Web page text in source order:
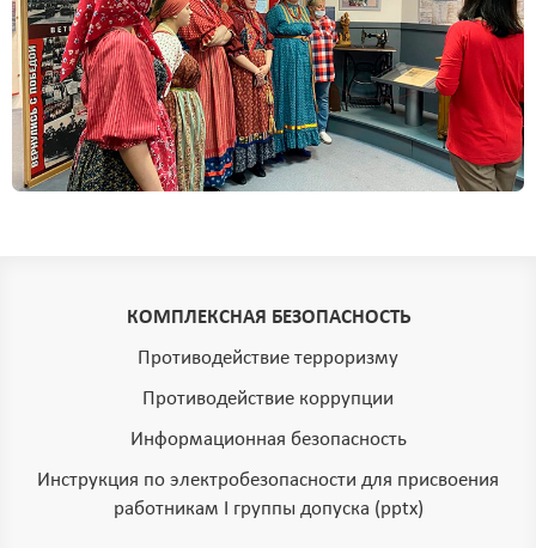
КОМПЛЕКСНАЯ БЕЗОПАСНОСТЬ
Противодействие терроризму
Противодействие коррупции
Информационная безопасность
Инструкция по электробезопасности для присвоения
работникам I группы допуска (pptx)